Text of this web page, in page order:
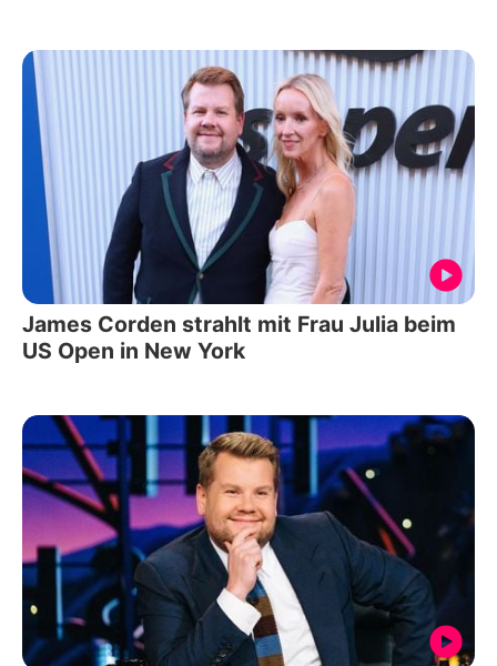
James Corden strahlt mit Frau Julia beim
US Open in New York